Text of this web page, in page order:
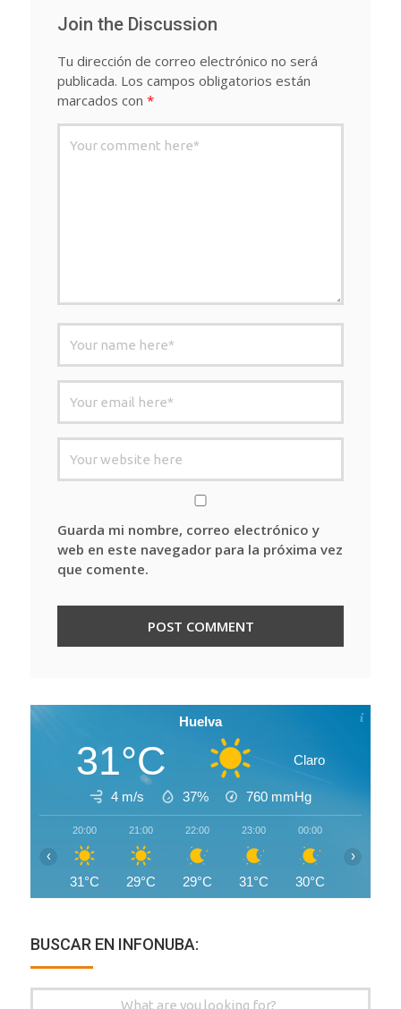
Join the Discussion
Tu dirección de correo electrónico no será
publicada. Los campos obligatorios están
marcados con *
Guarda mi nombre, correo electrónico y
web en este navegador para la próxima vez
que comente.
Huelva
31°C Claro
4 m/s 37% 760 mmHg
20:00
31°C
21:00
29°C
22:00
29°C
23:00
31°C
00:00
30°C
‹ ›
BUSCAR EN INFONUBA:
Search